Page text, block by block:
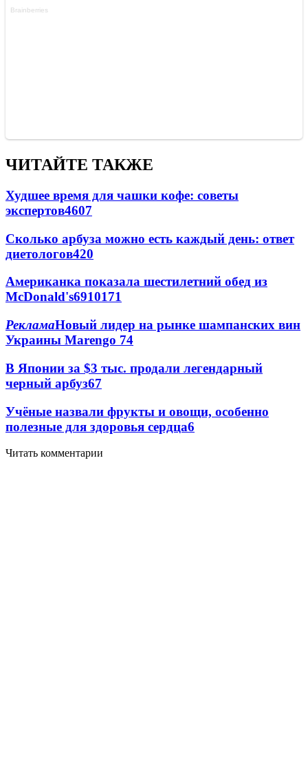
ЧИТАЙТЕ ТАКЖЕ
Худшее время для чашки кофе: советы
экспертов4607
Сколько арбуза можно есть каждый день: ответ
диетологов420
Американка показала шестилетний обед из
McDonald's6910171
РекламаНовый лидер на рынке шампанских вин
Украины Marengo 74
В Японии за $3 тыс. продали легендарный
черный арбуз67
Учёные назвали фрукты и овощи, особенно
полезные для здоровья сердца6
Читать комментарии